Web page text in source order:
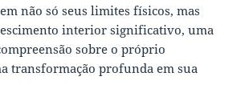
não só seus limites físicos, mas
interior significativo, uma
sobre o próprio
transformação profunda em sua